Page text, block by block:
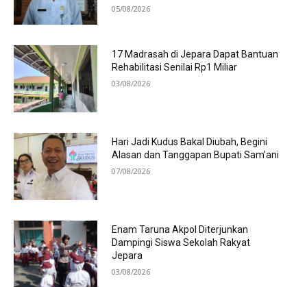
05/08/2026
17 Madrasah di Jepara Dapat Bantuan
Rehabilitasi Senilai Rp1 Miliar
03/08/2026
Hari Jadi Kudus Bakal Diubah, Begini
Alasan dan Tanggapan Bupati Sam’ani
07/08/2026
Enam Taruna Akpol Diterjunkan
Dampingi Siswa Sekolah Rakyat
Jepara
03/08/2026